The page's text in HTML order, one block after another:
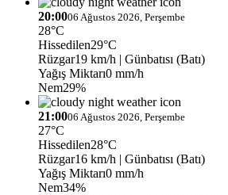
20:0006 Ağustos 2026, Perşembe
28°C
Hissedilen29°C
Rüzgar19 km/h | Günbatısı (Batı)
Yağış Miktarı0 mm/h
Nem29%
21:0006 Ağustos 2026, Perşembe
27°C
Hissedilen28°C
Rüzgar16 km/h | Günbatısı (Batı)
Yağış Miktarı0 mm/h
Nem34%